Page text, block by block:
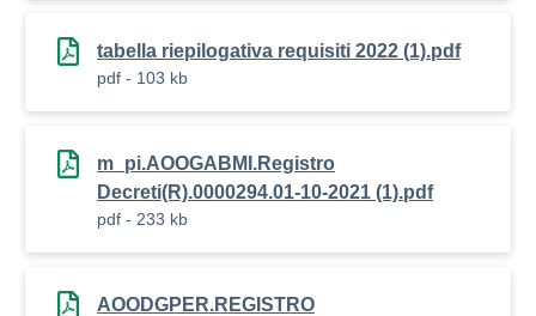
tabella riepilogativa requisiti 2022 (1).pdf
pdf - 103 kb
m_pi.AOOGABMI.Registro
Decreti(R).0000294.01-10-2021 (1).pdf
pdf - 233 kb
AOODGPER.REGISTRO